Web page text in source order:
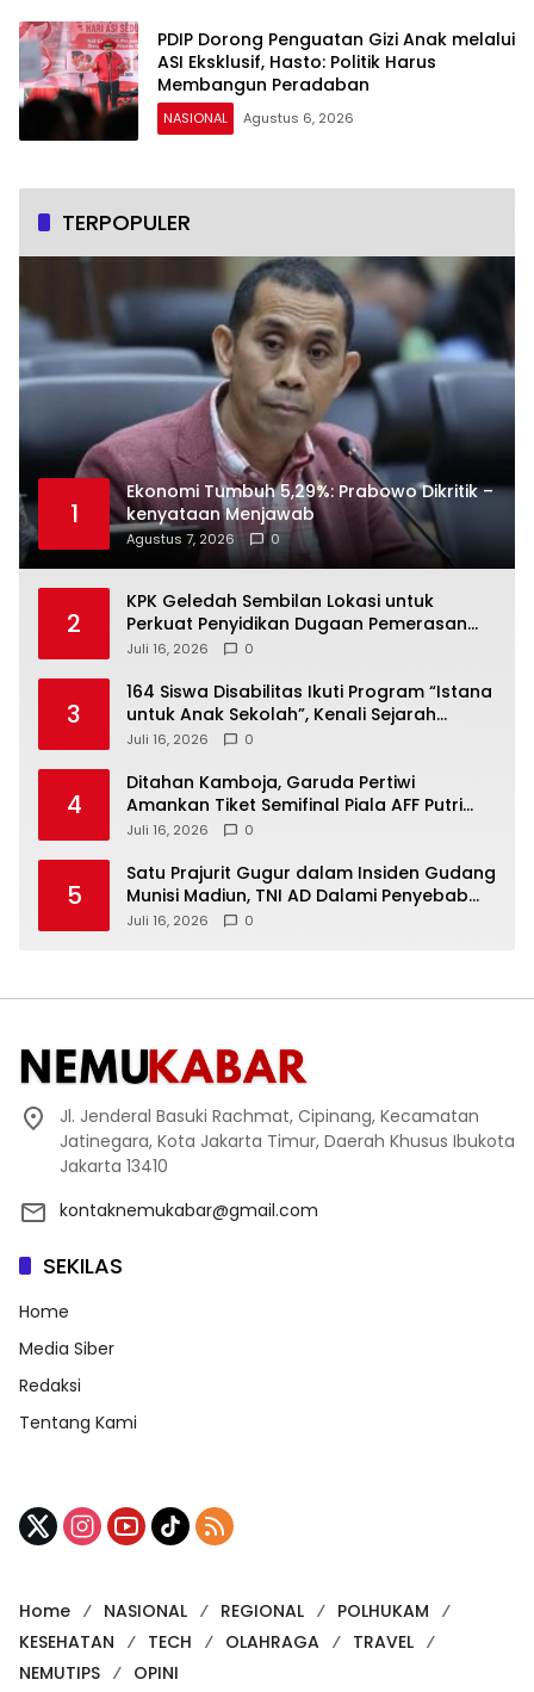
PDIP Dorong Penguatan Gizi Anak melalui
ASI Eksklusif, Hasto: Politik Harus
Membangun Peradaban
NASIONAL Agustus 6, 2026
TERPOPULER
1
Ekonomi Tumbuh 5,29%: Prabowo Dikritik –
kenyataan Menjawab
Agustus 7, 2026 0
2
KPK Geledah Sembilan Lokasi untuk
Perkuat Penyidikan Dugaan Pemerasan
Bupati Sukoharjo Nonaktif
Juli 16, 2026 0
3
164 Siswa Disabilitas Ikuti Program “Istana
untuk Anak Sekolah”, Kenali Sejarah
Bangsa dan Pemerintahan
Juli 16, 2026 0
4
Ditahan Kamboja, Garuda Pertiwi
Amankan Tiket Semifinal Piala AFF Putri
2026
Juli 16, 2026 0
5
Satu Prajurit Gugur dalam Insiden Gudang
Munisi Madiun, TNI AD Dalami Penyebab
Ledakan
Juli 16, 2026 0
Jl. Jenderal Basuki Rachmat, Cipinang, Kecamatan
Jatinegara, Kota Jakarta Timur, Daerah Khusus Ibukota
Jakarta 13410
kontaknemukabar@gmail.com
SEKILAS
Home
Media Siber
Redaksi
Tentang Kami
Home NASIONAL REGIONAL
POLHUKAM
KESEHATAN
TECH OLAHRAGA
TRAVEL
NEMUTIPS
OPINI